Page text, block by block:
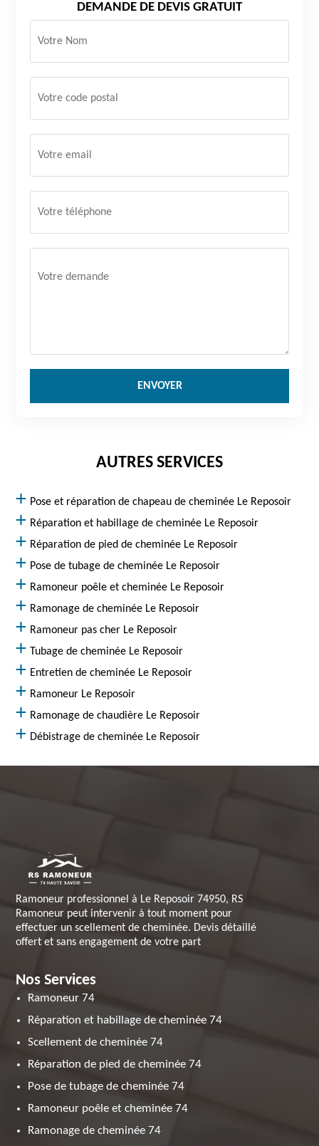
DEMANDE DE DEVIS GRATUIT
AUTRES SERVICES
Pose et réparation de chapeau de cheminée Le Reposoir
Réparation et habillage de cheminée Le Reposoir
Réparation de pied de cheminée Le Reposoir
Pose de tubage de cheminée Le Reposoir
Ramoneur poêle et cheminée Le Reposoir
Ramonage de cheminée Le Reposoir
Ramoneur pas cher Le Reposoir
Tubage de cheminée Le Reposoir
Entretien de cheminée Le Reposoir
Ramoneur Le Reposoir
Ramonage de chaudière Le Reposoir
Débistrage de cheminée Le Reposoir
Ramoneur professionnel à Le Reposoir 74950, RS
Ramoneur peut intervenir à tout moment pour
effectuer un scellement de cheminée. Devis détaillé
offert et sans engagement de votre part
Nos Services
Ramoneur 74
Réparation et habillage de cheminée 74
Scellement de cheminée 74
Réparation de pied de cheminée 74
Pose de tubage de cheminée 74
Ramoneur poêle et cheminée 74
Ramonage de cheminée 74